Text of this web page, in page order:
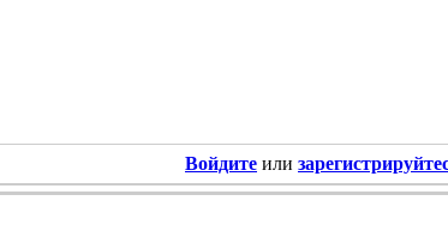
Войдите или